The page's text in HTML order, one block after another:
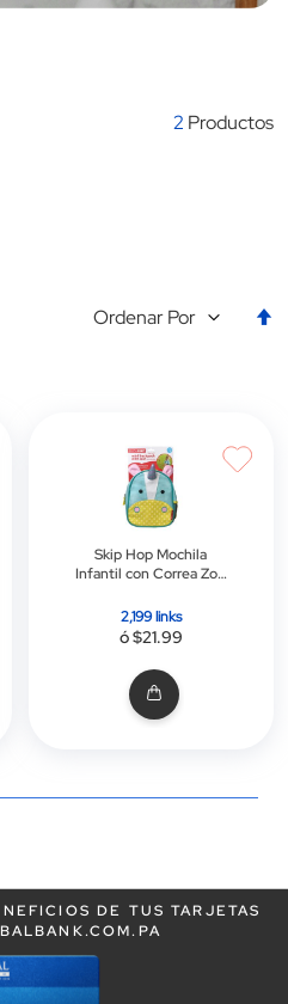
2 Productos
Ordenar Por
Skip Hop Mochila
Infantil con Correa Zoo
2,199 links
ó $21.99
DE TUS TARJETAS